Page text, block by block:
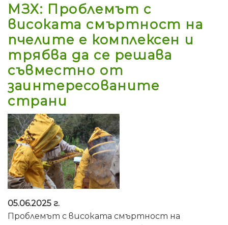
МЗХ: Проблемът с
високата смъртност на
пчелите е комплексен и
трябва да се решава
съвместно от
заинтересованите
страни
05.06.2025 г.
Проблемът с високата смъртност на